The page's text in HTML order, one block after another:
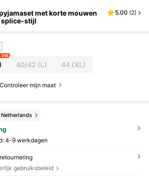
met korte mouwen
splice-stijl
5.00 (2)
left
40/42 (L) 44(XL)
Controleer mijn maat
Netherlands
4-9 werkdagen
gebruiksbeleid